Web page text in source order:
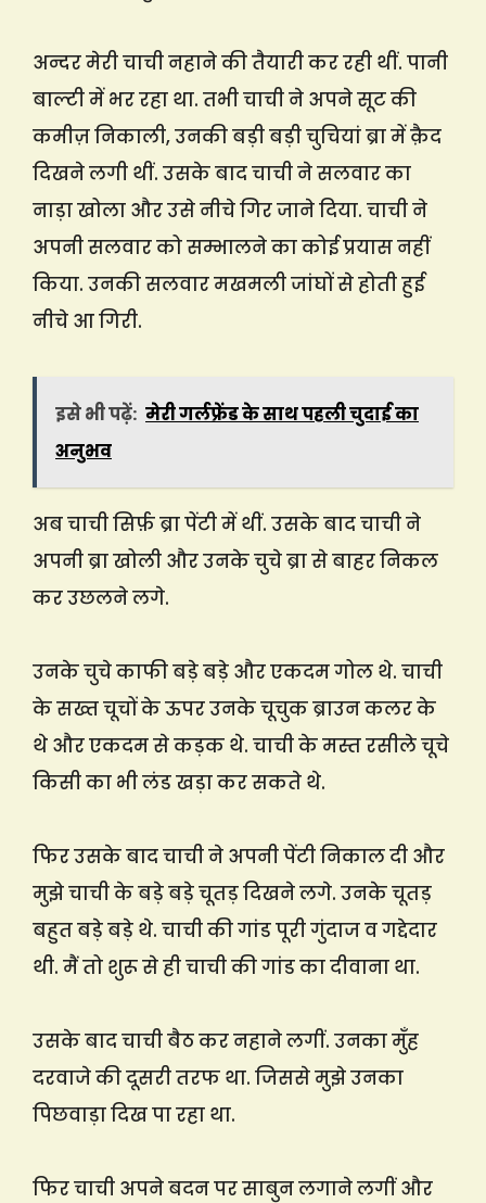
अन्दर मेरी चाची नहाने की तैयारी कर रही थीं. पानी
बाल्टी में भर रहा था. तभी चाची ने अपने सूट की
कमीज़ निकाली, उनकी बड़ी बड़ी चुचियां ब्रा में क़ैद
दिखने लगी थीं. उसके बाद चाची ने सलवार का
नाड़ा खोला और उसे नीचे गिर जाने दिया. चाची ने
अपनी सलवार को सम्भालने का कोई प्रयास नहीं
किया. उनकी सलवार मखमली जांघों से होती हुई
नीचे आ गिरी.
इसे भी पढ़ें: मेरी गर्लफ्रेंड के साथ पहली चुदाई का
अनुभव
अब चाची सिर्फ़ ब्रा पेंटी में थीं. उसके बाद चाची ने
अपनी ब्रा खोली और उनके चुचे ब्रा से बाहर निकल
कर उछलने लगे.
उनके चुचे काफी बड़े बड़े और एकदम गोल थे. चाची
के सख्त चूचों के ऊपर उनके चूचुक ब्राउन कलर के
थे और एकदम से कड़क थे. चाची के मस्त रसीले चूचे
किसी का भी लंड खड़ा कर सकते थे.
फिर उसके बाद चाची ने अपनी पेंटी निकाल दी और
मुझे चाची के बड़े बड़े चूतड़ दिखने लगे. उनके चूतड़
बहुत बड़े बड़े थे. चाची की गांड पूरी गुंदाज व गद्देदार
थी. मैं तो शुरू से ही चाची की गांड का दीवाना था.
उसके बाद चाची बैठ कर नहाने लगीं. उनका मुँह
दरवाजे की दूसरी तरफ था. जिससे मुझे उनका
पिछवाड़ा दिख पा रहा था.
फिर चाची अपने बदन पर साबुन लगाने लगीं और